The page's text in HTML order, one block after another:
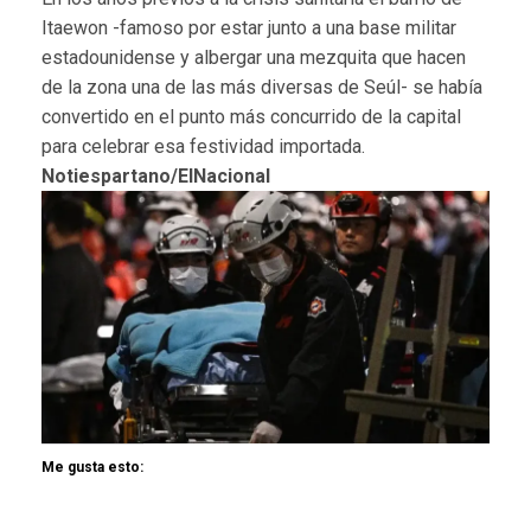
Itaewon -famoso por estar junto a una base militar
estadounidense y albergar una mezquita que hacen
de la zona una de las más diversas de Seúl- se había
convertido en el punto más concurrido de la capital
para celebrar esa festividad importada.
Notiespartano/ElNacional
Me gusta esto: